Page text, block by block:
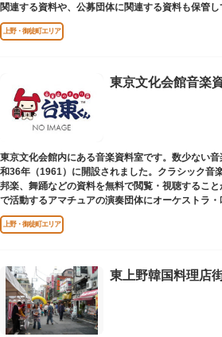
関連する資料や、公募団体に関連する資料も保管し
（画像提供：東京都美術館）
上野・御徒町エリア
東京文化会館音楽
東京文化会館内にある音楽資料室です。数少ない
和36年（1961）に開設されました。クラシック音
邦楽、舞踊などの資料を無料で閲覧・視聴するこ
で活動するアマチュアの演奏団体にオーケストラ
外貸出も行っています。
上野・御徒町エリア
東上野韓国料理店